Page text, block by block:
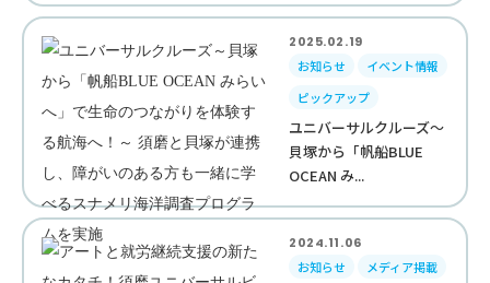
2025.02.19
お知らせ
イベント情報
ピックアップ
ユニバーサルクルーズ～
貝塚から「帆船BLUE
OCEAN み...
2024.11.06
お知らせ
メディア掲載